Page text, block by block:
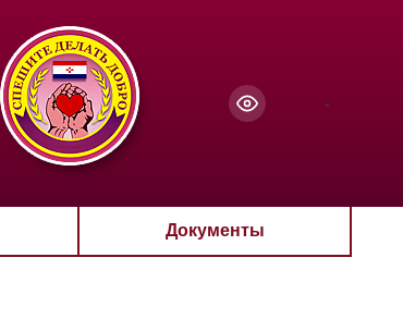
-
Документы